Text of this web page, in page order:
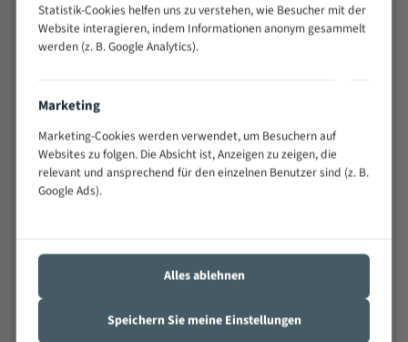
wechselnde Verbindungslängen)
Sehr geringe Vibration
Technische Beschreibung:
Positiver Spanwinkel
Bandkörper aus hochlegiertem Federstahl
Statistik-Cookies helfen uns zu verstehen, wie Besucher mit der
Website interagieren, indem Informationen anonym gesammelt
werden (z. B. Google Analytics).
Marketing
Marketing-Cookies werden verwendet, um Besuchern auf
Websites zu folgen. Die Absicht ist, Anzeigen zu zeigen, die
relevant und ansprechend für den einzelnen Benutzer sind (z. B.
Google Ads).
Alles ablehnen
Speichern Sie meine Einstellungen